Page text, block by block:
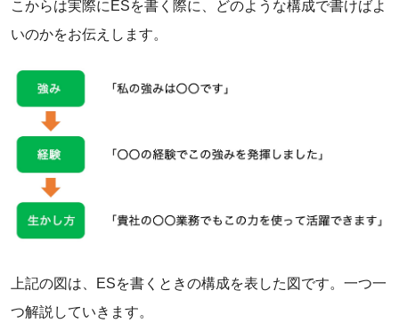
こからは実際にESを書く際に、どのような構成で書けばよ
いのかをお伝えします。
上記の図は、ESを書くときの構成を表した図です。一つ一
つ解説していきます。